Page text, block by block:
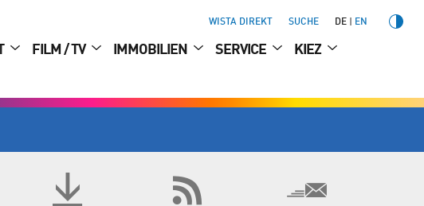
WISTA DIREKT SUCHE DE EN
FILM / TV IMMOBILIEN SERVICE KIEZ